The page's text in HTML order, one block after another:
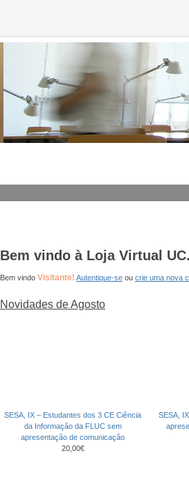
Bem vindo à Loja Virtual
Bem vindo Visitante! Autentique-se ou crie uma nova
Novidades de Agosto
SESA, IX – Estudantes dos 3 CE Ciência
da Informação da FLUC sem
apresentação de comunicação
20,00€
SESA,